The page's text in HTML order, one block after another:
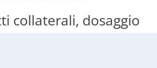
collaterali, dosaggio